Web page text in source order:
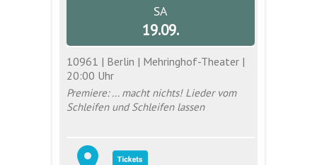
SA
19.09.
10961 | Berlin | Mehringhof-Theater |
20:00 Uhr
Premiere: ... macht nichts! Lieder vom
Schleifen und Schleifen lassen